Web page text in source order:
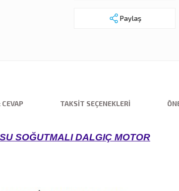
Paylaş
TAKSIT SEÇENEKLERI
SOĞUTMALI DALGIÇ MOTOR